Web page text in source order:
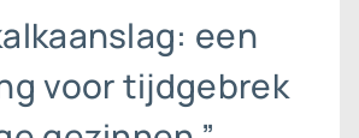
een
voor tijdgebrek